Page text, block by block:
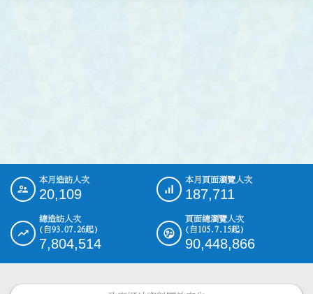
::: 本月造訪人次
20,109
本月頁面瀏覽人次
187,711
總造訪人次
(自93.07.26起)
7,804,514
頁面總瀏覽人次
(自105.7.15起)
90,448,866